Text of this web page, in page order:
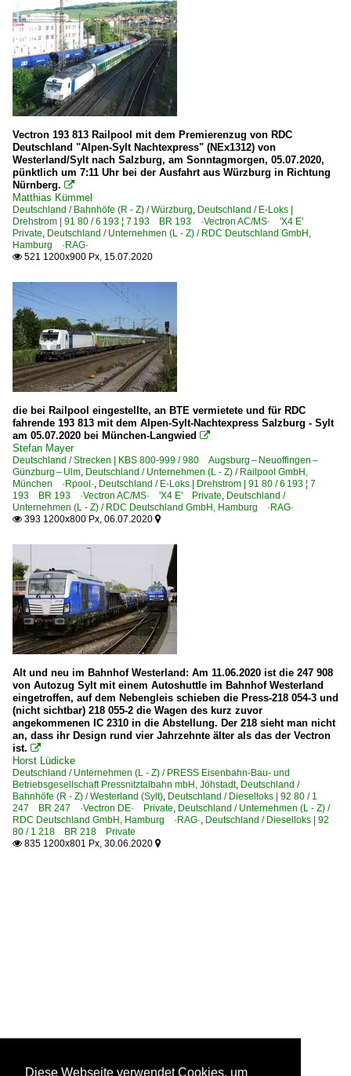
Vectron 193 813 Railpool mit dem Premierenzug von RDC
Deutschland "Alpen-Sylt Nachtexpress" (NEx1312) von
Westerland/Sylt nach Salzburg, am Sonntagmorgen, 05.07.2020,
pünktlich um 7:11 Uhr bei der Ausfahrt aus Würzburg in Richtung
Nürnberg. 
Matthias Kümmel
Deutschland / Bahnhöfe (R - Z) / Würzburg, Deutschland / E-Loks |
Drehstrom | 91 80 / 6 193 ¦ 7 193 BR 193 ·Vectron AC/MS· 'X4 E'
Private, Deutschland / Unternehmen (L - Z) / RDC Deutschland GmbH,
Hamburg ·RAG·
 521 1200x900 Px, 15.07.2020
die bei Railpool eingestellte, an BTE vermietete und für RDC
fahrende 193 813 mit dem Alpen-Sylt-Nachtexpress Salzburg - Sylt
am 05.07.2020 bei München-Langwied 
Stefan Mayer
Deutschland / Strecken | KBS 800-999 / 980 Augsburg – Neuoffingen –
Günzburg – Ulm, Deutschland / Unternehmen (L - Z) / Railpool GmbH,
München ·Rpool·, Deutschland / E-Loks | Drehstrom | 91 80 / 6 193 ¦ 7
193 BR 193 ·Vectron AC/MS· 'X4 E' Private, Deutschland /
Unternehmen (L - Z) / RDC Deutschland GmbH, Hamburg ·RAG·
 393 1200x800 Px, 06.07.2020 
Alt und neu im Bahnhof Westerland: Am 11.06.2020 ist die 247 908
von Autozug Sylt mit einem Autoshuttle im Bahnhof Westerland
eingetroffen, auf dem Nebengleis schieben die Press-218 054-3 und
(nicht sichtbar) 218 055-2 die Wagen des kurz zuvor
angekommenen IC 2310 in die Abstellung. Der 218 sieht man nicht
an, dass ihr Design rund vier Jahrzehnte älter als das der Vectron
ist. 
Horst Lüdicke
Deutschland / Unternehmen (L - Z) / PRESS Eisenbahn-Bau- und
Betriebsgesellschaft Pressnitztalbahn mbH, Jöhstadt, Deutschland /
Bahnhöfe (R - Z) / Westerland (Sylt), Deutschland / Dieselloks | 92 80 / 1
247 BR 247 ·Vectron DE· Private, Deutschland / Unternehmen (L - Z) /
RDC Deutschland GmbH, Hamburg ·RAG·, Deutschland / Dieselloks | 92
80 / 1 218 BR 218 Private
 835 1200x801 Px, 30.06.2020 
Diese Webseite verwendet Cookies, um